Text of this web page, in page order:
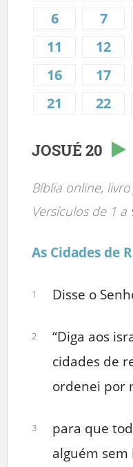
6
7
11
12
16
17
21
22
JOSUÉ 20
Bíblia online,
Versículos de 1 a
As Cidades de
1 Disse o
2
“Diga aos
cidades de
ordenei por
3
para que
alguém sem